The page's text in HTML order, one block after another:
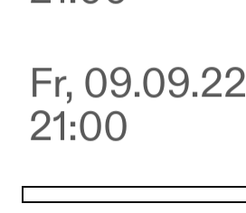
Fr, 09.09.22
21:00